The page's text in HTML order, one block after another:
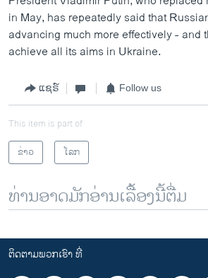
in May, has repeatedly said that
advancing much more effectively - and
achieve all its aims in Ukraine.
ແຊຣ໌ Follow us
This item is part of
ຂ່າວ
ໂລກ
ທ່ານອາດມັກອ່ານເລື້ອງນີ້ຕື່ມ
ຕິດຕາມພວກເຮົາ ທີ່